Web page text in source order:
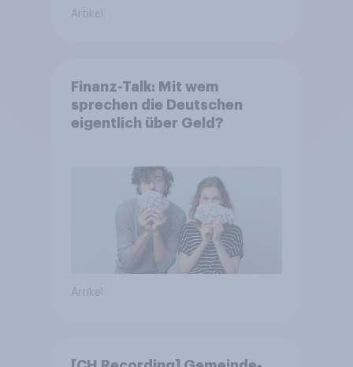
Artikel
Finanz-Talk: Mit wem
sprechen die Deutschen
eigentlich über Geld?
Artikel